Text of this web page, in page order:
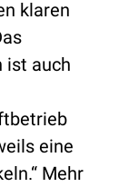
klaren
ist auch
eine
Mehr